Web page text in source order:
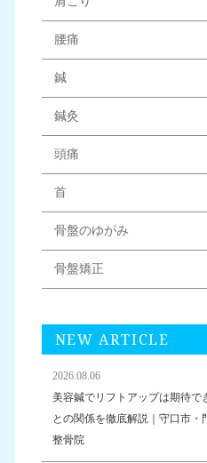
腰痛
鍼
鍼灸
頭痛
首
骨盤のゆがみ
骨盤矯正
NEW ARTICLE
2026.08.06
美容鍼でリフトアップは期待で
との関係を徹底解説｜守口市
整骨院